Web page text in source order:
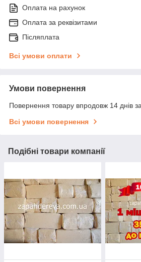
Оплата на рахунок
Оплата за реквізитами
Післяплата
Всі умови оплати
Умови повернення
Повернення товару впродовж 14 днів
Всі умови повернення
Подібні товари компанії